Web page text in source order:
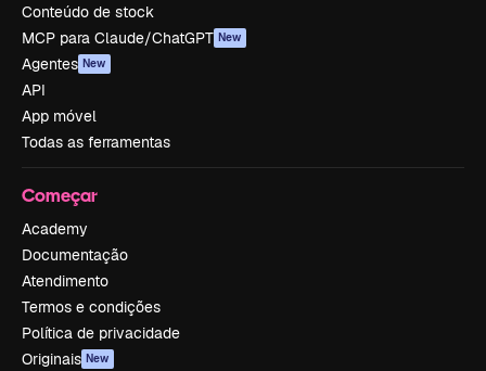
Conteúdo de stock
MCP para Claude/ChatGPT New
Agentes New
API
App móvel
Todas as ferramentas
Começar
Academy
Documentação
Atendimento
Termos e condições
Política de privacidade
Originais New